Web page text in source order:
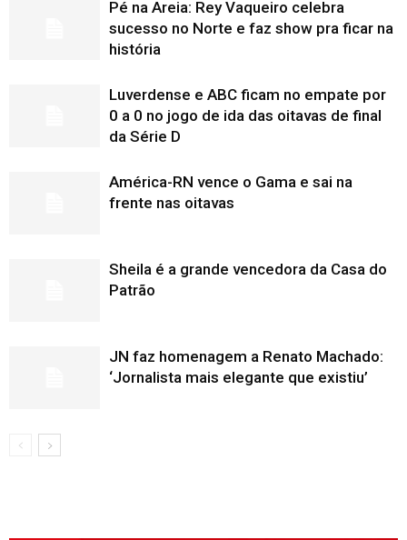
Pé na Areia: Rey Vaqueiro celebra
sucesso no Norte e faz show pra ficar na
história
Luverdense e ABC ficam no empate por
0 a 0 no jogo de ida das oitavas de final
da Série D
América-RN vence o Gama e sai na
frente nas oitavas
Sheila é a grande vencedora da Casa do
Patrão
JN faz homenagem a Renato Machado:
‘Jornalista mais elegante que existiu’